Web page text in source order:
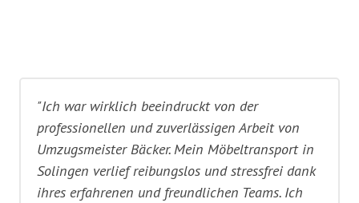
"Ich war wirklich beeindruckt von der
professionellen und zuverlässigen Arbeit von
Umzugsmeister Bäcker. Mein Möbeltransport in
Solingen verlief reibungslos und stressfrei dank
ihres erfahrenen und freundlichen Teams. Ich